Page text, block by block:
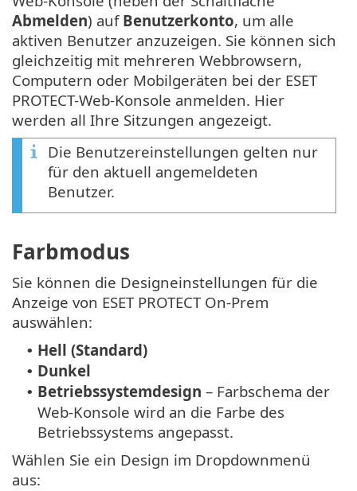
Abmelden) auf Benutzerkonto, um alle
aktiven Benutzer anzuzeigen. Sie können sich
gleichzeitig mit mehreren Webbrowsern,
Computern oder Mobilgeräten bei der ESET
PROTECT-Web-Konsole anmelden. Hier
werden all Ihre Sitzungen angezeigt.
Die Benutzereinstellungen gelten nur
für den aktuell angemeldeten
Benutzer.
Farbmodus
Sie können die Designeinstellungen für die
Anzeige von ESET PROTECT On-Prem
auswählen:
• Hell (Standard)
• Dunkel
• Betriebssystemdesign – Farbschema der
Web-Konsole wird an die Farbe des
Betriebssystems angepasst.
Wählen Sie ein Design im Dropdownmenü
aus: